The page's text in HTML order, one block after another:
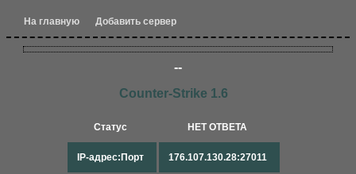
На главную Добавить сервер
--
Counter-Strike 1.6
Статус
IP-адрес:Порт
НЕТ ОТВЕТА
176.107.130.28:27011